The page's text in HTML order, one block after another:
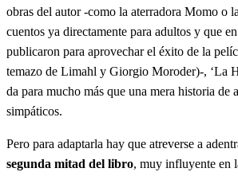
obras del autor -como la aterradora Momo o
cuentos ya directamente para adultos y que
publicaron para aprovechar el éxito de la
temazo de Limahl y Giorgio Moroder)-, ‘La
da para mucho más que una mera historia de
simpáticos.
Pero para adaptarla hay que atreverse a
segunda mitad del libro, muy influyente en